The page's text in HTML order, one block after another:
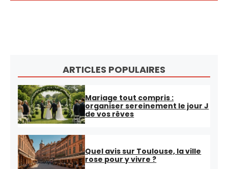
ARTICLES POPULAIRES
Mariage tout compris :
organiser sereinement le jour J
de vos rêves
Quel avis sur Toulouse, la ville
rose pour y vivre ?